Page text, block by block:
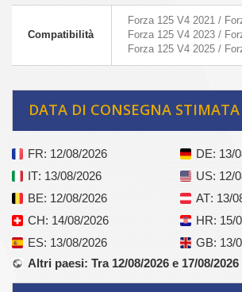
Compatibilità
Forza 125 V4 2021 /
Forza 125 V4 2023 /
Forza 125 V4 2025 /
DATA DI CONSEGNA STIMATA
FR: 12/08/2026 DE: 13/
IT: 13/08/2026 US: 12/
BE: 12/08/2026 AT: 13/
CH: 14/08/2026 HR: 15/
ES: 13/08/2026 GB: 13/
Altri paesi: Tra 12/08/2026 e 17/08/2026